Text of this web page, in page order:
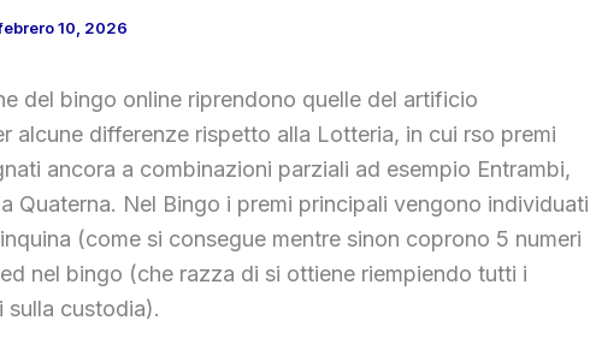
10, 2026
del bingo online riprendono quelle del artificio
alcune differenze rispetto alla Lotteria, in cui rso premi
ancora a combinazioni parziali ad esempio Entrambi,
Quaterna. Nel Bingo i premi principali vengono individuati
(come si consegue mentre sinon coprono 5 numeri
nel bingo (che razza di si ottiene riempiendo tutti i
sulla custodia).